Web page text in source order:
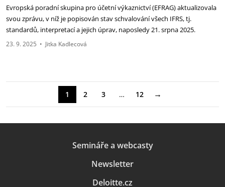
Evropská poradní skupina pro účetní výkaznictví (EFRAG) aktualizovala
svou zprávu, v níž je ‎popisován stav schvalování všech IFRS, tj.
standardů, interpretací a jejich úprav, naposledy 21. ‎srpna 2025.‎
23. 9. 2025 • Jitka Kadlecová
1 2 3 … 12 →
Semináře a webcasty
Newsletter
Deloitte.cz